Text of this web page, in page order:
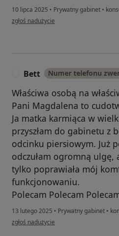
10 lipca 2025 • Prywatny gabinet •
w opinii użytkownika Ola
zgłoś nadużycie
Bett Numer telefonu
Właściwa osobą na
Pani Magdalena to
Ja matka karmiąca w
przyszłam do gabinetu z
odcinku piersiowym. Już
odczułam ogromną ulgę,
tylko poprawiała mój
funkcjonowaniu.
Polecam Polecam
13 lutego 2025 • Prywatny gabinet •
w opinii użytkownika Bett
zgłoś nadużycie